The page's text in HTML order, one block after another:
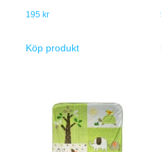
195 kr
Köp produkt